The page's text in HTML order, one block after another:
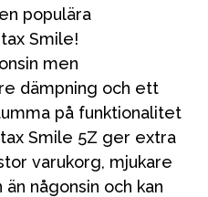
populära
Smile!
men
dämpning och ett
på funktionalitet
Smile 5Z ger extra
varukorg, mjukare
någonsin och kan